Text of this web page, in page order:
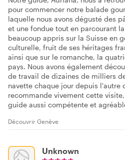
pour commencer notre balade
laquelle nous avons dégusté des
et une fondue tout en parcourant
beaucoup appris sur la Suisse en
culturelle, fruit de ses héritages
ainsi que sur le romanche, la
pays. Nous avons également
de travail de dizaines de milliers
navette chaque jour depuis l'autre
recommande vivement cette
guide aussi compétente et
Découvrir Genève
Unknown